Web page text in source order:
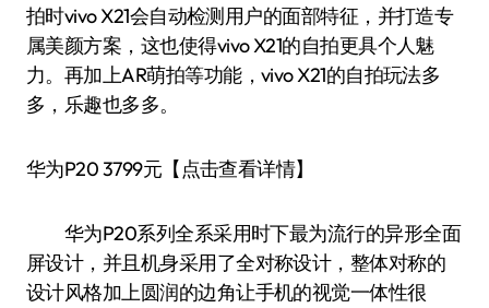
拍时vivo X21会自动检测用户的面部特征，并打造专
属美颜方案，这也使得vivo X21的自拍更具个人魅
力。再加上AR萌拍等功能，vivo X21的自拍玩法多
多，乐趣也多多。
华为P20 3799元【点击查看详情】
华为P20系列全系采用时下最为流行的异形全面
屏设计，并且机身采用了全对称设计，整体对称的
设计风格加上圆润的边角让手机的视觉一体性很